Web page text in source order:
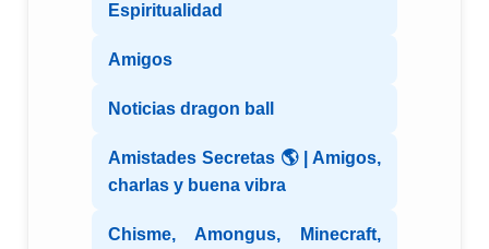
Espiritualidad
Amigos
Noticias dragon ball
Amistades Secretas 🌎 | Amigos,
charlas y buena vibra
Chisme, Amongus, Minecraft,